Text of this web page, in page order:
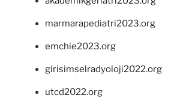
marmarapediatri2023.org
emchie2023.org
girisimselradyoloji2022.org
utcd2022.org